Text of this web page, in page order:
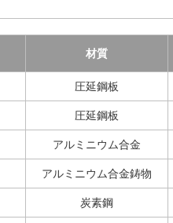
材質
圧延鋼板
圧延鋼板
アルミニウム合金
アルミニウム合金鋳物
炭素鋼